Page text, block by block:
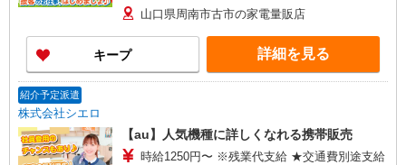
+゜・。○。・゜+゜・。○。・゜+゜ 入社祝い金10
万円支給(規定有) お友達を紹介頂くと, インセンテ
ィブ支給(規定有) ★月2回払い・週払い可能（規程
有）★ ゜・。○。・゜+゜・。○。・゜+゜
山口県周南市古市の家電量販店
キープ 詳細を見る
紹介予定派遣
株式会社シエロ
【au】人気機種に詳しくなれる携帯販売
時給1250円〜 ※残業代支給 ★交通費別途支給